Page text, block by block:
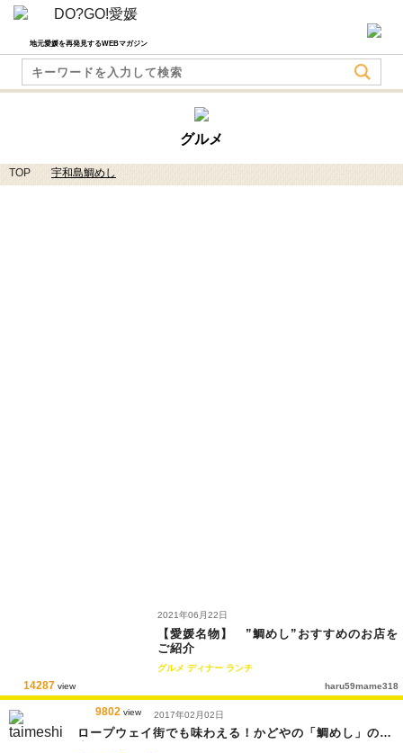
地元愛媛を再発見するWEBマガジン
グルメ
TOP 宇和島鯛めし
14287 view
2021年06月22日
【愛媛名物】 ”鯛めし”おすすめのお店を
ご紹介
グルメ ディナー ランチ
haru59mame318
9802 view 2017年02月02日
ロープウェイ街でも味わえる！かどやの「鯛めし」の魅